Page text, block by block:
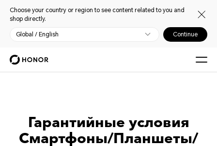
Choose your country or region to see content related to you and
shop directly.
Global / English Continue
Гарантийные условия
Смартфоны/Планшеты/